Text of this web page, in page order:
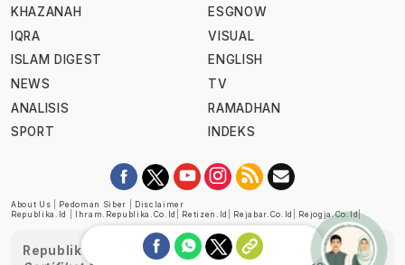
KHAZANAH
IQRA
ISLAM DIGEST
NEWS
ANALISIS
SPORT
ESGNOW
VISUAL
ENGLISH
TV
RAMADHAN
INDEKS
About Us Pedoman Siber
Disclaimer
Republika.id
Ihram.republika.co.id Retizen.id Rejabar.co.id Rejogja.co.id|
Republika telah diverifikasi oleh Dewan Pers